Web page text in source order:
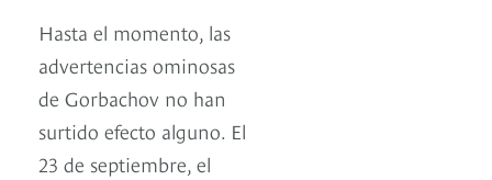
Hasta el momento, las
advertencias ominosas
de Gorbachov no han
surtido efecto alguno. El
23 de septiembre, el